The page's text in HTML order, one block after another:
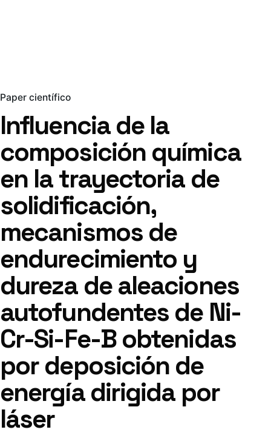
Paper científico
Influencia de la
composición química
en la trayectoria de
solidificación,
mecanismos de
endurecimiento y
dureza de aleaciones
autofundentes de Ni-
Cr-Si-Fe-B obtenidas
por deposición de
energía dirigida por
láser